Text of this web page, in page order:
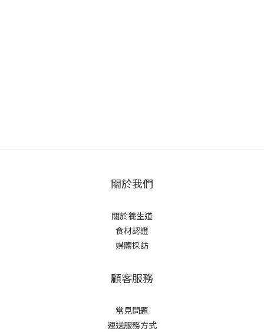
關於我們
關於養生道
食材認證
媒體採訪
顧客服務
常見問題
運送服務方式